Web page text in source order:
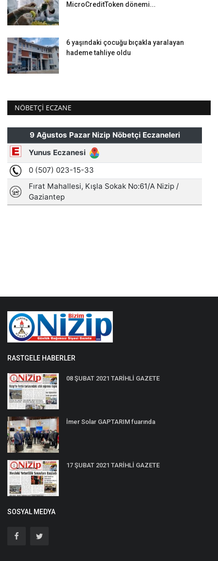
MicroCreditToken dönemi...
6 yaşındaki çocuğu bıçakla yaralayan
hademe tahliye oldu
NÖBETÇI ECZANE
RASTGELE HABERLER
08 ŞUBAT 2021 TARİHLİ GAZETE
İmer Solar GAPTARIM fuarında
17 ŞUBAT 2021 TARİHLİ GAZETE
SOSYAL MEDYA